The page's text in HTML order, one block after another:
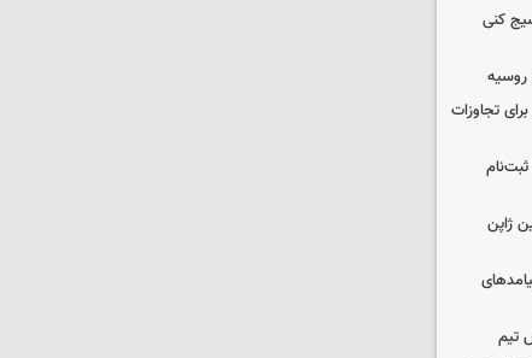
کنی
روسیه
تجاوزات
ژاپن
تیم